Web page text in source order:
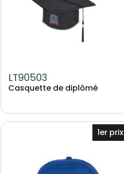
LT90503
Casquette de diplômé
Image 1er prix